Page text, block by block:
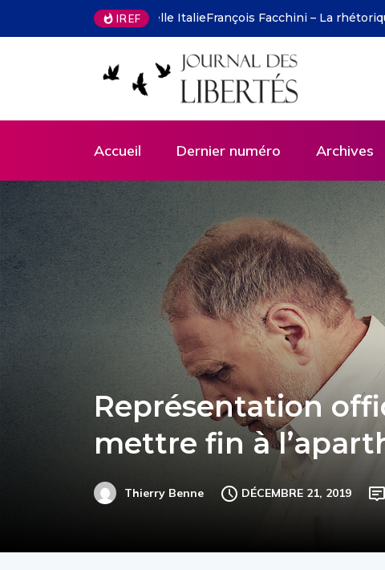
IREF François Facchini – La rhétorique de
Accueil Dernier numéro Archives
Représentation
mettre fin à
Thierry Benne DÉCEMBRE 21, 2019